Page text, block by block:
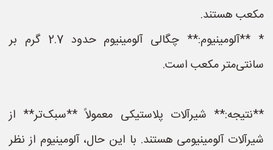
مکعب هستند.
* **آلومینیوم:** چگالی آلومینیوم حدود 2.7 گرم بر
سانتی‌متر مکعب است.
**نتیجه:** شیرآلات پلاستیکی معمولاً **سبک‌تر** از
شیرآلات آلومینیومی هستند. با این حال، آلومینیوم از نظر